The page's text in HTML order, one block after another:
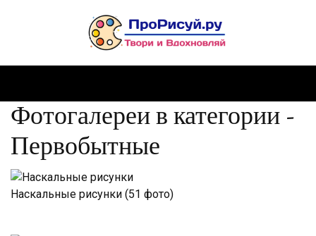
Фотогалереи в категории -
Первобытные
Наскальные рисунки (51 фото)